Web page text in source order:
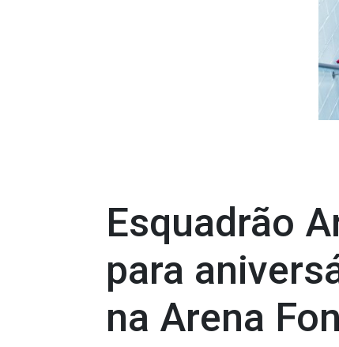
Esquadrão
para
na Arena